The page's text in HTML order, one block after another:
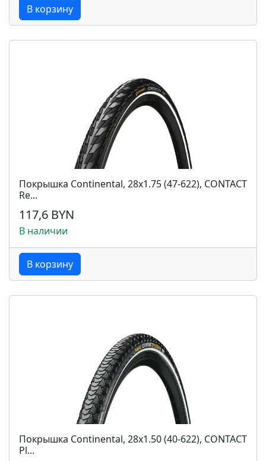
В корзину
Покрышка Continental, 28x1.75 (47-622), CONTACT
Re...
117,6 BYN
В наличии
В корзину
Покрышка Continental, 28x1.50 (40-622), CONTACT
Pl...